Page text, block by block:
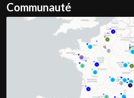
Communauté